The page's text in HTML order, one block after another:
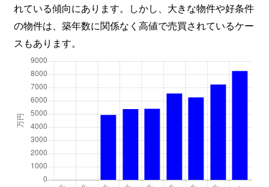
れている傾向にあります。しかし、大きな物件や好条件
の物件は、築年数に関係なく高値で売買されているケー
スもあります。